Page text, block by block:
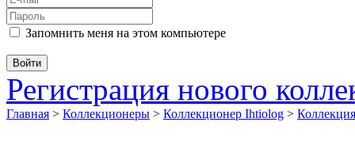
Запомнить меня на этом компьютере
Регистрация нового
Главная > Коллекционеры > Коллекционер Ihtiolog >